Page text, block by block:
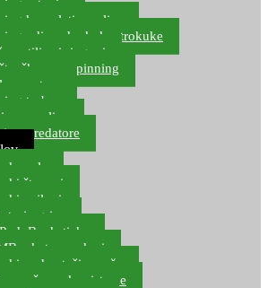
setovi
kompleti varalica
udice, dvokuke, trokuke
vrtilice i ringovi
škare za spinning
pastrve
torbe
za varalice
za predatore
role
štapovi
najloni
ugriza
Banksticks
rakete, markeri
podmetači, mreže
za šaranske sisteme